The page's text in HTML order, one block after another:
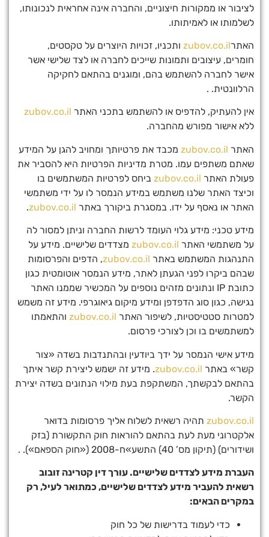
לציבור או ממקורות חיצוניים, והחברה אינה אחראית לנכונותו,
לשלמותו או לאמיתותו.
האתרzubov.co.il ותכניו, זכויות היוצרים על טקסטים,
חומרים, עיצובים ותמונות שייכים לחברה או לצד שלישי אשר
אישר לחברה להשתמש בהם, ומוגנים בהתאם לחקיקה
הרלוונטית. .
אין להעתיק, להדפיס או להשתמש בתכני האתר zubov.co.il
ללא אישור מפורש מהחברה.
האתר zubov.co.il מכבד את פרטיותך ומחויב להגן על המידע
שאתם משתפים עמו. מטרת מדיניות הפרטיות היא להסביר את
פעולת האתר zubov.co.il ביחס לפרטיות המשתמשים בו
וכיצד האתר שלנו משתמש במידע הנמסר לו על ידי משתמשי
האתר או נאסף על ידו. במסגרת ביקורך באתר zubov.co.il
.
מידע טכני: מידע גלוי העומד לרשות החברה וניתן למסור לה
על משתמשי האתר zubov.co.il מצדדים שלישיים. מידע על
התנהגות המשתמש באתר zubov.co.il, הדפים והפרסומות
שבהם ביקרו לפני הגעתן לאתר, מידע הנמסר אוטומטית כגון
כתובת IP ונתונים מזהים נוספים על המכשיר שממנו האתר
נגישה, כגון סוג הדפדפן ומידע מיקום גיאוגרפי. מידע זה משמש
למטרות סטטיסטיות, לשיפור האתר zubov.co.il והתאמתו
למשתמשים בו וכן לצורכי פרסום.
מידע אישי הנמסר על ידך ביודעין ובהתנדבות בשדה «צור
קשר» באתר zubov.co.il. מידע זה ישמש ליצירת קשר איתך
בהתאם לבקשתך, המשתקפת בעת מילוי הנתונים בשדה יצירת
הקשר.
zubov.co.il תהיה רשאית לשלוח אליך פרסומות בדואר
אלקטרוני מעת לעת בהתאם להוראות חוק התקשורת (בזק
ושידורים) (תיקון מס’ 40) התשע»ח-2008 («חוק הספאם»). .
העברת מידע לצדדים שלישיים. עורך דין קטרינה זובוב
רשאית להעביר מידע לצדדים שלישיים, כמתואר לעיל, רק
במקרים הבאים:
כדי לעמוד בדרישות של כל חוק